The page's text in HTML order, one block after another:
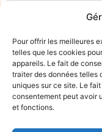
Pour offrir les meilleures
telles que les cookies
appareils. Le fait de
traiter des données telles
uniques sur ce site. Le
consentement peut avoir
et fonctions.
Nom :*
Adresse de
J’AI LU ET